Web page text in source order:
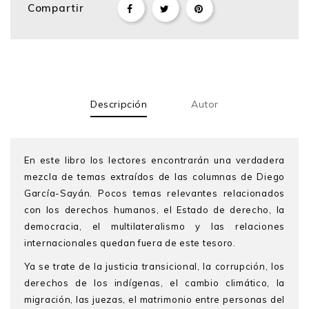
Compartir
Descripción Autor
En este libro los lectores encontrarán una verdadera
mezcla de temas extraídos de las columnas de Diego
García-Sayán. Pocos temas relevantes relacionados
con los derechos humanos, el Estado de derecho, la
democracia, el multilateralismo y las relaciones
internacionales quedan fuera de este tesoro.
Ya se trate de la justicia transicional, la corrupción, los
derechos de los indígenas, el cambio climático, la
migración, las juezas, el matrimonio entre personas del